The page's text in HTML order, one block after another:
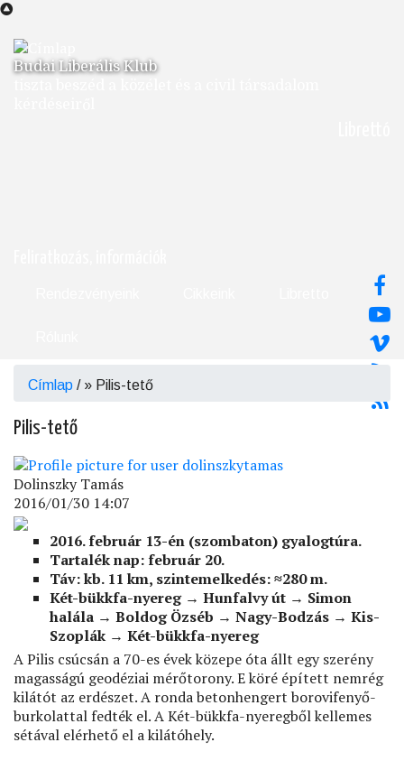
Ugrás
tartalomra
Budai Liberális Klub
Morzsa
Címlap / Pilis-tető
Pilis-tető
Dolinszky Tamás
2016/01/30 14:07
2016. február 13-én (szombaton) gyalogtúra.
Tartalék nap: február 20.
Táv: kb. 11 km, szintemelkedés: ≈280 m.
Két-bükkfa-nyereg → Hunfalvy út → Simon
halála → Boldog Özséb → Nagy-Bodzás → Kis-
Szoplák → Két-bükkfa-nyereg
A Pilis csúcsán a 70-es évek közepe óta állt egy szerény
magasságú geodéziai mérőtorony. E köré épített nemrég
kilátót az erdészet. A ronda betonhengert borovifenyő-
burkolattal fedték el. A Két-bükkfa-nyeregből kellemes
sétával elérhető el a kilátóhely.